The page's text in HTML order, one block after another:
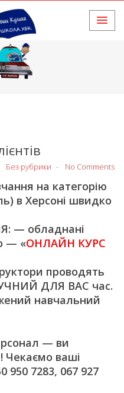
Без рубрики No Comments
на категорію
в Херсоні швидко
— обладнані
— «ОНЛАЙН КУРС
проводять
ДЛЯ ВАС час.
навчальний
— ви
Чекаємо ваші
950 7283, 067 927